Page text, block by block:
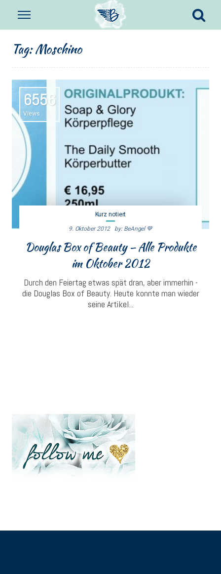
Tag:Moschino
6556
Views
Kurz notiert
9. Oktober 2012 By: BeAngel 💙
Douglas Box of Beauty – Alle Produkte
im Oktober 2012
Durch den Feiertag etwas spät dran, aber immerhin -
die Douglas Box of Beauty. Heute konnte man wieder
seine Artikel...